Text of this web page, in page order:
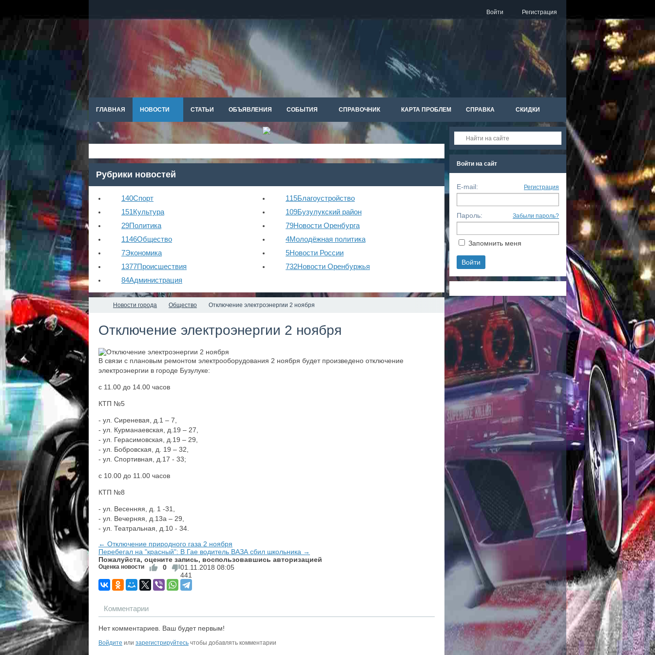
Войти Регистрация
ГЛАВНАЯ НОВОСТИ СТАТЬИ ОБЪЯВЛЕНИЯ СОБЫТИЯ СПРАВОЧНИК КАРТА ПРОБЛЕМ СПРАВКА СКИДКИ
Рубрики новостей
140Спорт
151Культура
29Политика
1146Общество
7Экономика
1377Происшествия
84Администрация
115Благоустройство
109Бузулукский район
79Новости Оренбурга
4Молодёжная политика
5Новости России
732Новости Оренбуржья
Новости города Общество Отключение электроэнергии 2 ноября
Отключение электроэнергии 2 ноября
В связи с плановым ремонтом электрооборудования 2 ноября будет произведено отключение
электроэнергии в городе Бузулуке:
с 11.00 до 14.00 часов
КТП №5
- ул. Сиреневая, д.1 – 7,
- ул. Курманаевская, д.19 – 27,
- ул. Герасимовская, д.19 – 29,
- ул. Бобровская, д. 19 – 32,
- ул. Спортивная, д.17 - 33;
с 10.00 до 11.00 часов
КТП №8
- ул. Весенняя, д. 1 -31,
- ул. Вечерняя, д.13а – 29,
- ул. Театральная, д.10 - 34.
← Отключение природного газа 2 ноября
Перебегал на "красный": В Гае водитель ВАЗА сбил школьника →
Пожалуйста, оцените запись, воспользовавшись авторизацией
Оценка новости 0 01.11.2018 08:05
441
Комментарии
Нет комментариев. Ваш будет первым!
Войдите или зарегистрируйтесь чтобы добавлять комментарии
Войти на сайт
E-mail: Регистрация
Пароль: Забыли пароль?
Запомнить меня